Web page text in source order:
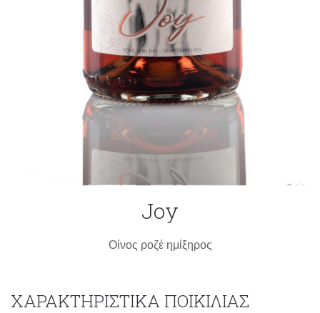
Joy
Οίνος ροζέ ημίξηρος
ΧΑΡΑΚΤΗΡΙΣΤΙΚΑ ΠΟΙΚΙΛΙΑΣ